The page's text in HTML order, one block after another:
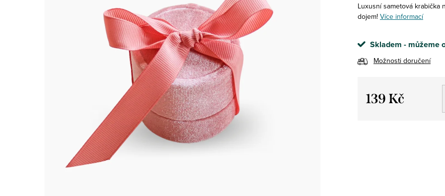
Luxusní sametová
dojem! Více informací
Skladem - můžeme
Možnosti doručení
139 Kč